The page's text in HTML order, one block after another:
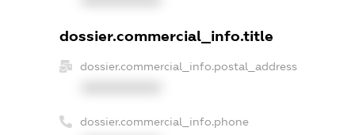
dossier.commercial_info.title
dossier.commercial_info.postal_address
dossier.commercial_info.phone